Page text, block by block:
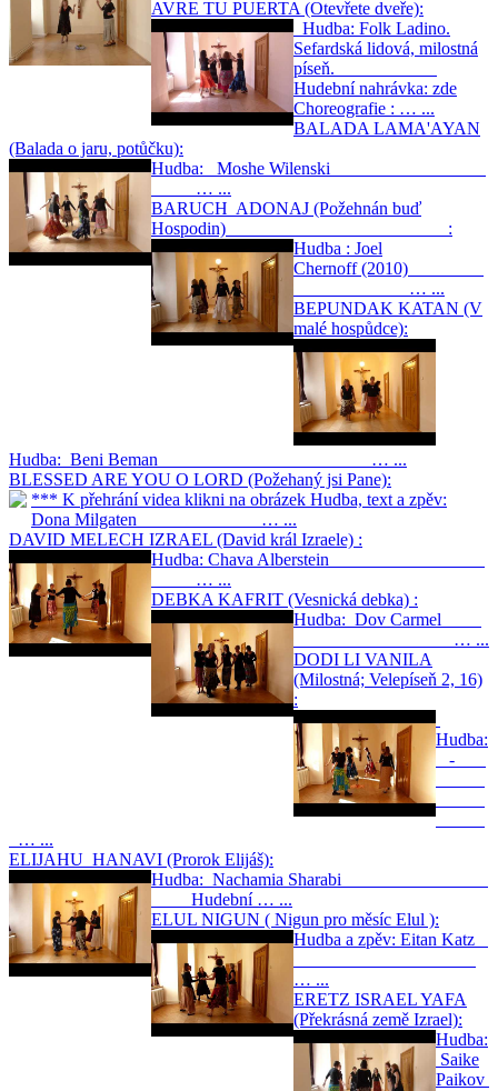
AVRE TU PUERTA (Otevřete dveře):
Hudba: Folk Ladino.
Sefardská lidová, milostná
píseň.
Hudební nahrávka: zde
Choreografie : … ...
BALADA LAMA'AYAN
(Balada o jaru, potůčku):
Hudba: Moshe Wilenski
… ...
BARUCH ADONAJ (Požehnán buď
Hospodin) :
Hudba : Joel
Chernoff (2010)
… ...
BEPUNDAK KATAN (V
malé hospůdce):
Hudba: Beni Beman … ...
BLESSED ARE YOU O LORD (Požehaný jsi Pane):
*** K přehrání videa klikni na obrázek Hudba, text a zpěv:
Dona Milgaten … ...
DAVID MELECH IZRAEL (David král Izraele) :
Hudba: Chava Alberstein
… ...
DEBKA KAFRIT (Vesnická debka) :
Hudba: Dov Carmel
… ...
DODI LI VANILA
(Milostná; Velepíseň 2, 16)
:
Hudba:
-
… ...
ELIJAHU HANAVI (Prorok Elijáš):
Hudba: Nachamia Sharabi
Hudební … ...
ELUL NIGUN ( Nigun pro měsíc Elul ):
Hudba a zpěv: Eitan Katz
… ...
ERETZ ISRAEL YAFA
(Překrásná země Izrael):
Hudba:
Saike
Paikov